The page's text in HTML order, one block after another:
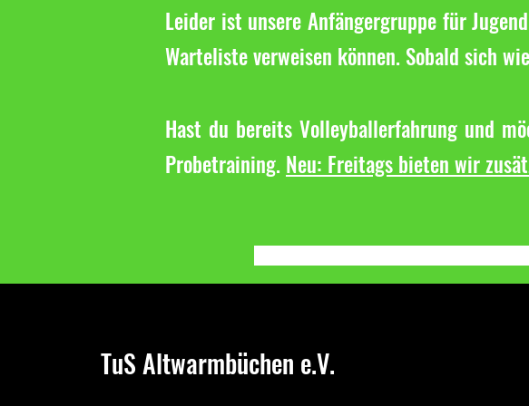
Leider ist unsere Anfängergruppe für
Warteliste verweisen können. Sobald sich
Hast du bereits Volleyballerfahrung und
Probetraining. Neu: Freitags bieten wir
TuS Altwarmbüchen e.V.